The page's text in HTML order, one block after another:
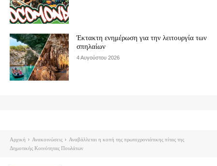
Έκτακτη ενημέρωση για την λειτουργία των
σπηλαίων
4 Αυγούστου 2026